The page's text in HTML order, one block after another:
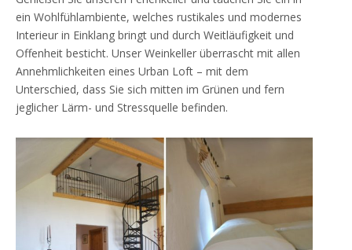
ein Wohlfühlambiente, welches rustikales und modernes
Interieur in Einklang bringt und durch Weitläufigkeit und
Offenheit besticht. Unser Weinkeller überrascht mit allen
Annehmlichkeiten eines Urban Loft – mit dem
Unterschied, dass Sie sich mitten im Grünen und fern
jeglicher Lärm- und Stressquelle befinden.